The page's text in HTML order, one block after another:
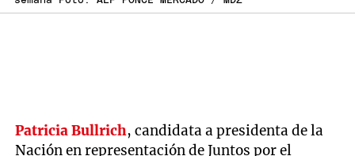
Patricia Bullrich, candidata a presidenta de la
Nación en representación de Juntos por el